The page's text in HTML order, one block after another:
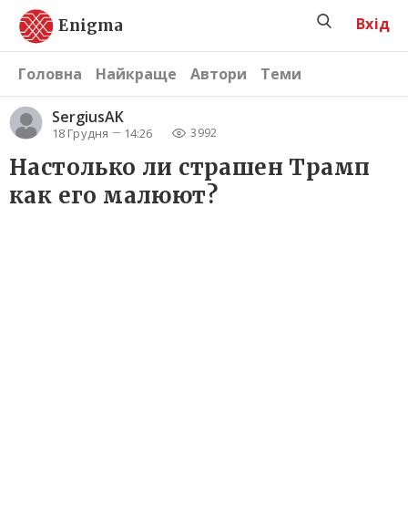
Enigma
Головна Найкраще Автори Теми
Вхід
SergiusAK
18 Грудня 14:26 3992
Настолько ли страшен Трамп
как его малюют?